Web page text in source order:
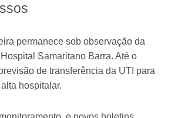
permanece sob observação da
Samaritano Barra. Até o
de transferência da UTI para
hospitalar.